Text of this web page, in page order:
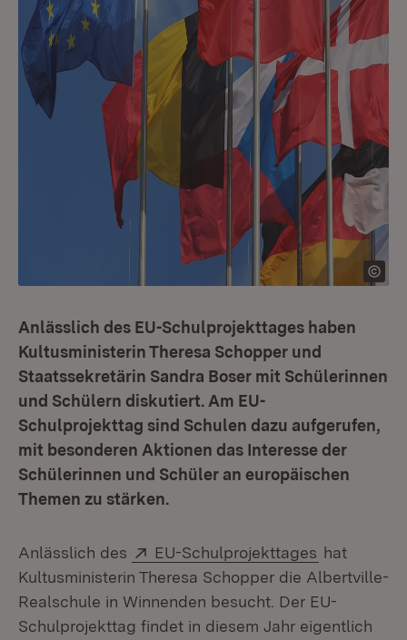
Anlässlich des EU-Schulprojekttages haben
Kultusministerin Theresa Schopper und
Staatssekretärin Sandra Boser mit Schülerinnen
und Schülern diskutiert. Am EU-
Schulprojekttag sind Schulen dazu aufgerufen,
mit besonderen Aktionen das Interesse der
Schülerinnen und Schüler an europäischen
Themen zu stärken.
Anlässlich des Extern:
EU-Schulprojekttages (Öffnet in
hat
Kultusministerin Theresa Schopper die Albertville-
Realschule in Winnenden besucht. Der EU-
Schulprojekttag findet in diesem Jahr eigentlich